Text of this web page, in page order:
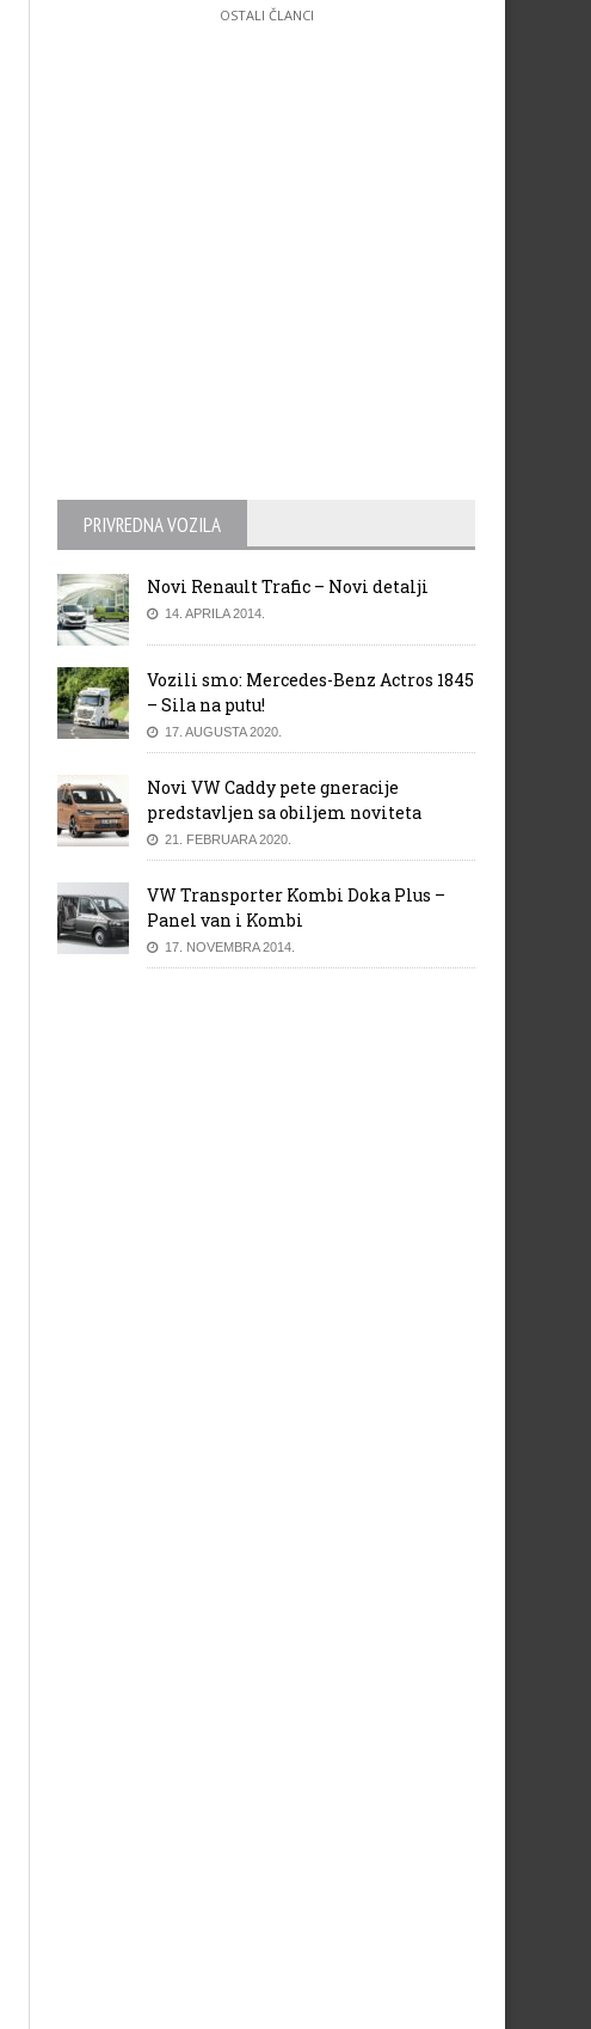
OSTALI ČLANCI
PRIVREDNA VOZILA
Novi Renault Trafic – Novi detalji
14. APRILA 2014.
Vozili smo: Mercedes-Benz Actros 1845
– Sila na putu!
17. AUGUSTA 2020.
Novi VW Caddy pete gneracije
predstavljen sa obiljem noviteta
21. FEBRUARA 2020.
VW Transporter Kombi Doka Plus –
Panel van i Kombi
17. NOVEMBRA 2014.